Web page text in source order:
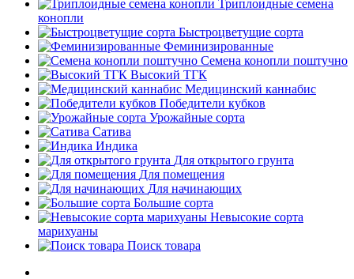
Триплоидные семена
конопли
Быстроцветущие сорта
Феминизированные
Семена конопли поштучно
Высокий ТГК
Медицинский каннабис
Победители кубков
Урожайные сорта
Сатива
Индика
Для открытого грунта
Для помещения
Для начинающих
Большие сорта
Невысокие сорта
марихуаны
Поиск товара